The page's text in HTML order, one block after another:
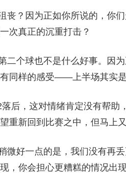
丧？因为正如你所说的，你
次真正的沉重打击？
二个球也不是什么好事。
同样的感受——上半场其实是
后，这对情绪肯定没有帮助
重新回到比赛之中，但马上
微好一点的是，我们没有再
，你会担心更糟糕的情况出